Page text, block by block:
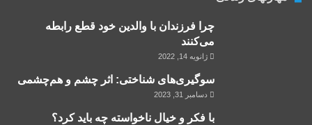
چرا فرزندان با والدین خود قطع رابطه
می‌‌کنند
ژانویه 14, 2022
سوگیری‌های شناختی: اثر چشم و هم‌چشمی
دسامبر 31, 2023
با فکر و خیال ناخواسته چه باید کرد؟